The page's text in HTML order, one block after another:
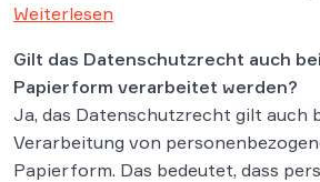
Weiterlesen
Gilt das Datenschutzrecht auch
Papierform verarbeitet werden?
Ja, das Datenschutzrecht gilt auch
Verarbeitung von
Papierform. Das bedeutet, dass